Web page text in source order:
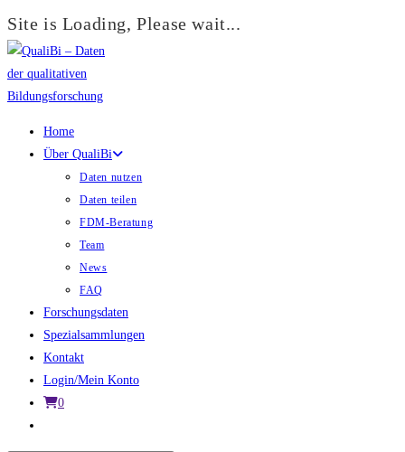
Site is Loading, Please wait...
Zum
Inhalt
springen
Home
Über QualiBi
Daten nutzen
Daten teilen
FDM-Beratung
Team
News
FAQ
Forschungsdaten
Spezialsammlungen
Kontakt
Login/Mein Konto
0